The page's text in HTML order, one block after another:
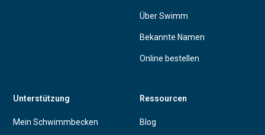
Über Swimm
Bekannte Namen
Online bestellen
Unterstützung
Mein Schwimmbecken
Ressourcen
Blog